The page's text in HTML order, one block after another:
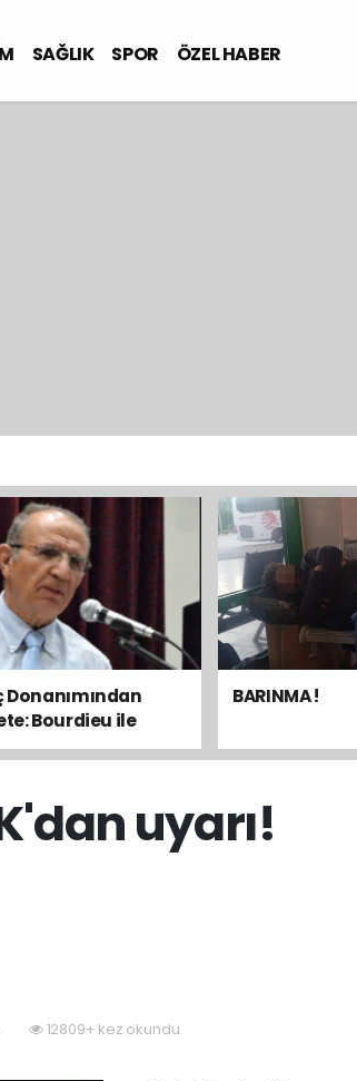
SAĞLIK SPOR ÖZEL HABER
Donanımından
Bourdieu ile
Okumak
BARINMA !
uyarı!
12809+ kez okundu.